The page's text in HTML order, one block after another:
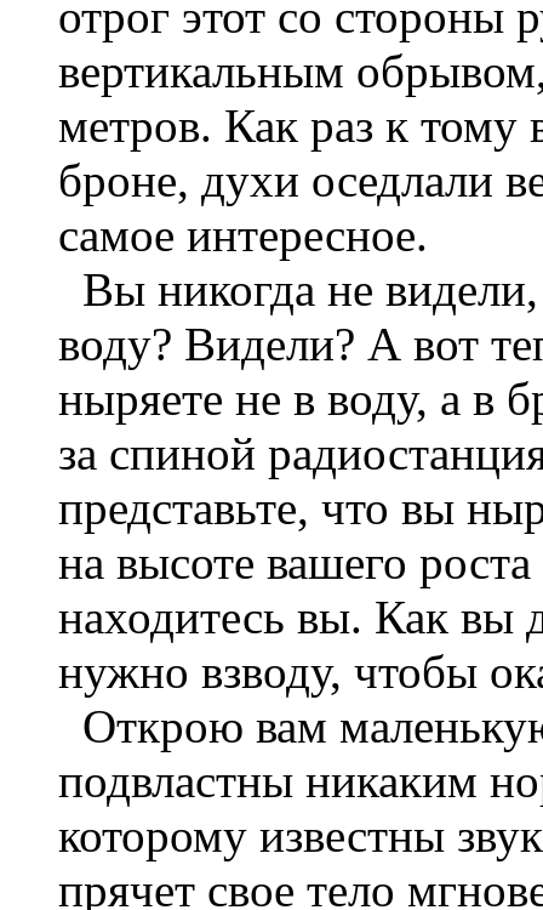
отрог этот со стороны
вертикальным
метров. Как раз к
броне, духи оседлали
самое интересное.
Вы никогда не
воду? Видели? А вот
ныряете не в воду, а в
за спиной
представьте, что вы
на высоте вашего
находитесь вы. Как вы
нужно взводу, чтобы
Открою вам
подвластны никаким
которому известны
прячет свое тело